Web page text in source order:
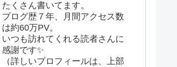
たくさん書いてます。
ブログ歴７年、月間アクセス数
は約60万PV。
いつも訪れてくれる読者さんに
感謝です✨
（詳しいプロフィールは、上部